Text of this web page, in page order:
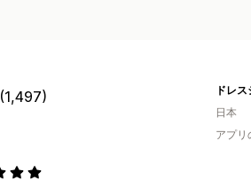
(1,497)
日本
アプリ